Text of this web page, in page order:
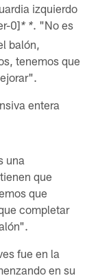
izquierdo
* *. "No es
balón,
tenemos que
entera
una
que
que
completar
fue en la
en su